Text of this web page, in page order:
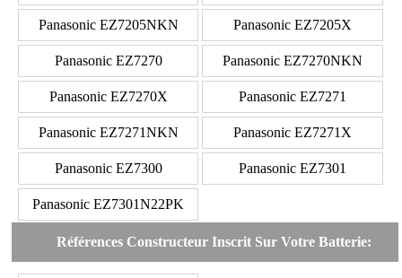
Panasonic EZ7205NKN Panasonic EZ7205X
Panasonic EZ7270 Panasonic EZ7270NKN
Panasonic EZ7270X Panasonic EZ7271
Panasonic EZ7271NKN Panasonic EZ7271X
Panasonic EZ7300 Panasonic EZ7301
Panasonic EZ7301N22PK
Références Constructeur Inscrit Sur Votre Batterie: